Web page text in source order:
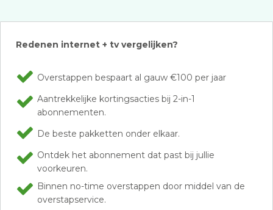
Redenen internet + tv vergelijken?
Overstappen bespaart al gauw €100 per jaar
Aantrekkelijke kortingsacties bij 2-in-1
abonnementen.
De beste pakketten onder elkaar.
Ontdek het abonnement dat past bij jullie
voorkeuren.
Binnen no-time overstappen door middel van de
overstapservice.